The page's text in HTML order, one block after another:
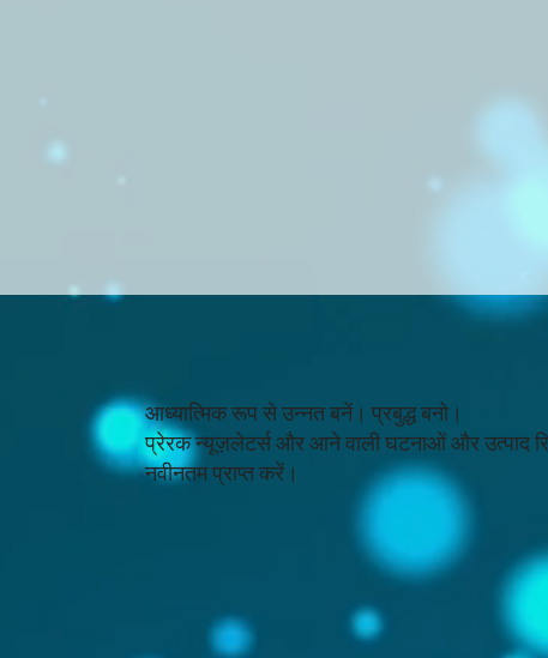
आध्यात्मिक रूप से उन्नत बनें। प्रबुद्ध बनो।
प्रेरक न्यूज़लेटर्स और आने वाली घटनाओं और उत्पाद
नवीनतम प्राप्त करें।